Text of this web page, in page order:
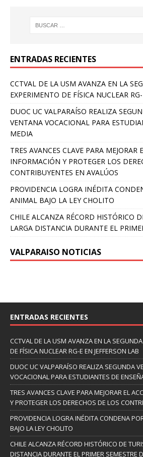
ENTRADAS RECIENTES
CCTVAL DE LA USM AVANZA EN LA
EXPERIMENTO DE FÍSICA NUCLEAR
DUOC UC VALPARAÍSO REALIZA
VENTANA VOCACIONAL PARA
MEDIA
TRES AVANCES CLAVE PARA MEJORAR
INFORMACIÓN Y PROTEGER LOS
CONTRIBUYENTES EN AVALÚOS
PROVIDENCIA LOGRA INÉDITA
ANIMAL BAJO LA LEY CHOLITO
CHILE ALCANZA RÉCORD HISTÓRICO
LARGA DISTANCIA DURANTE EL
VALPARAISO NOTICIAS
ENTRADAS RECIENTES
CCTVAL DE LA USM AVANZA EN LA
DE FÍSICA NUCLEAR RG-E EN JEFFERSON LAB
DUOC UC VALPARAÍSO REALIZA SEGUNDA
VOCACIONAL PARA ESTUDIANTES DE
TRES AVANCES CLAVE PARA MEJORAR EL
Y PROTEGER LOS DERECHOS DE LOS
PROVIDENCIA LOGRA INÉDITA CONDENA
BAJO LA LEY CHOLITO
CHILE ALCANZA RÉCORD HISTÓRICO DE
DISTANCIA DURANTE EL PRIMER SEMESTRE